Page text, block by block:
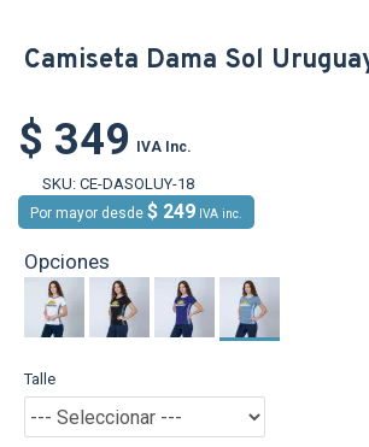
Camiseta Dama Sol
$ 349 IVA Inc.
SKU: CE-DASOLUY-18
Por mayor desde $ 249 IVA inc.
Opciones
Talle